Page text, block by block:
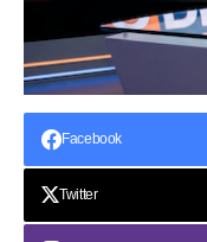
Facebook
Twitter